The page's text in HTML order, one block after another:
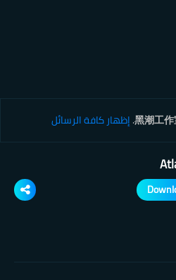
黑潮工
.إظهار كافة الرسائل